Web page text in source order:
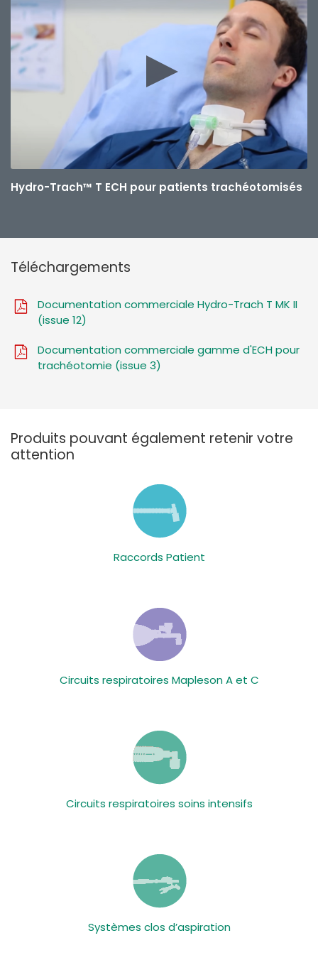
Hydro-Trach™ T ECH pour patients trachéotomisés
Téléchargements
Documentation commerciale Hydro-Trach T MK II
(issue 12)
Documentation commerciale gamme d'ECH pour
trachéotomie (issue 3)
Produits pouvant également retenir votre
attention
Raccords Patient
Circuits respiratoires Mapleson A et C
Circuits respiratoires soins intensifs
Systèmes clos d’aspiration